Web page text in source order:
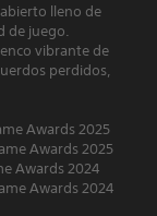
lleno de
de juego.
vibrante de
perdidos,
Awards 2025
Awards 2025
Awards 2024
Awards 2024